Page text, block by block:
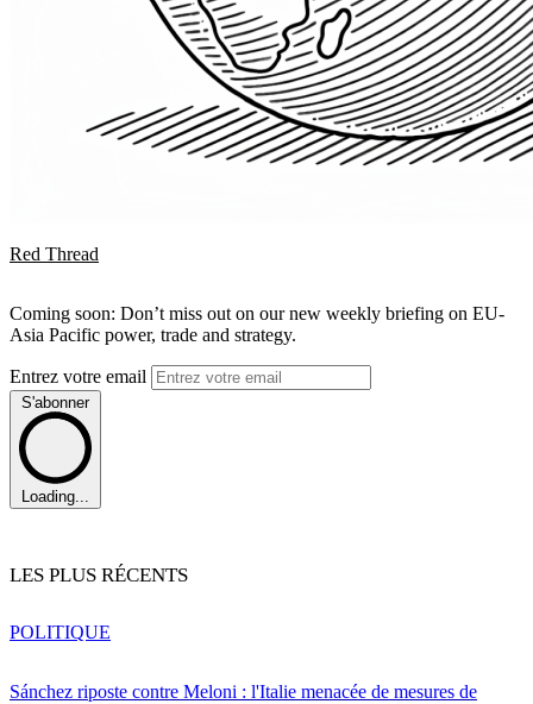
Red Thread
Coming soon: Don’t miss out on our new weekly briefing on EU-
Asia Pacific power, trade and strategy.
Entrez votre email
S'abonner
Loading...
LES PLUS RÉCENTS
Sánchez riposte contre Meloni : l'Italie menacée de mesures de
POLITIQUE